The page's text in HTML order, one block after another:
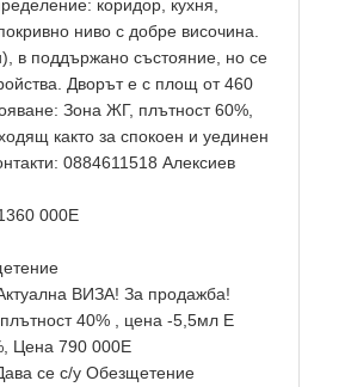
коридор, кухня,
ниво с добре височина.
в поддържано състояние, но се
Дворът е с площ от 460
Зона ЖГ, плътност 60%,
както за спокоен и уединен
0884611518 Алексиев
000Е
ВИЗА! За продажба!
40% , цена -5,5мл Е
Цена 790 000Е
се с/у Обезщетение